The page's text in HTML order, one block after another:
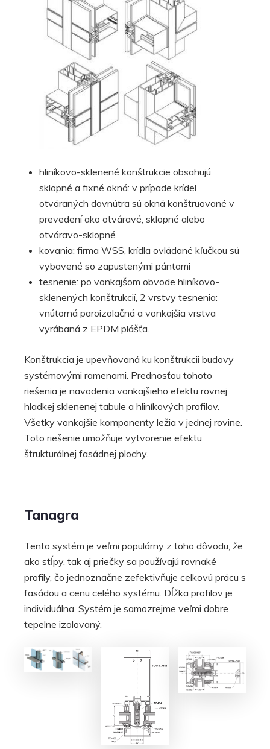
hliníkovo-sklenené konštrukcie obsahujú
sklopné a fixné okná: v prípade krídel
otváraných dovnútra sú okná konštruované v
prevedení ako otváravé, sklopné alebo
otváravo-sklopné
kovania: firma WSS, krídla ovládané kľučkou sú
vybavené so zapustenými pántami
tesnenie: po vonkajšom obvode hliníkovo-
sklenených konštrukcií, 2 vrstvy tesnenia:
vnútorná paroizolačná a vonkajšia vrstva
vyrábaná z EPDM plášťa.
Konštrukcia je upevňovaná ku konštrukcii budovy
systémovými ramenami. Prednosťou tohoto
riešenia je navodenia vonkajšieho efektu rovnej
hladkej sklenenej tabule a hliníkových profilov.
Všetky vonkajšie komponenty ležia v jednej rovine.
Toto riešenie umožňuje vytvorenie efektu
štrukturálnej fasádnej plochy.
Tanagra
Tento systém je veľmi populárny z toho dôvodu, že
ako stĺpy, tak aj priečky sa používajú rovnaké
profily, čo jednoznačne zefektivňuje celkovú prácu s
fasádou a cenu celého systému. Dĺžka profilov je
individuálna. Systém je samozrejme veľmi dobre
tepelne izolovaný.